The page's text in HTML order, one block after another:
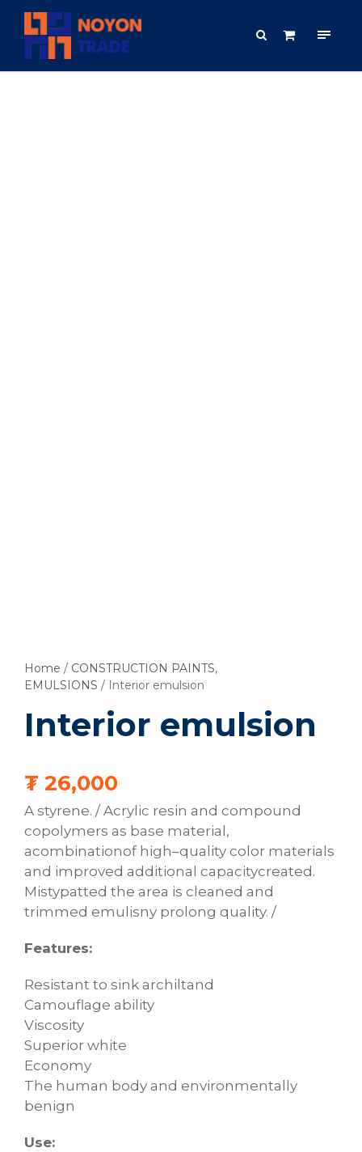
Home / CONSTRUCTION PAINTS,
EMULSIONS / Interior emulsion
Interior emulsion
₮ 26,000
A styrene. / Acrylic resin and compound
copolymers as base material ,
acombinationof high–quality color materials
and improved additional capacitycreated .
Mistypatted the area is cleaned and
trimmed emulisny prolong quality. /
Features:
Resistant to sink archiltand
Camouflage ability
Viscosity
Superior white
Economy
The human body and environmentally
benign
Use: